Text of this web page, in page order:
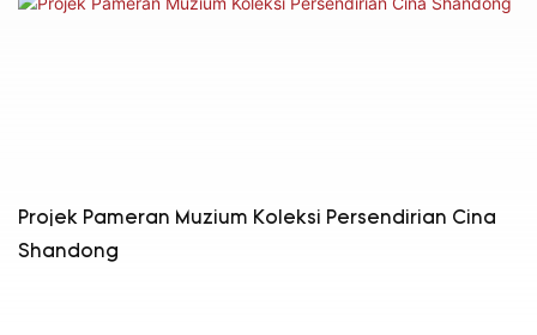
Projek Pameran Muzium Koleksi Persendirian Cina
Shandong